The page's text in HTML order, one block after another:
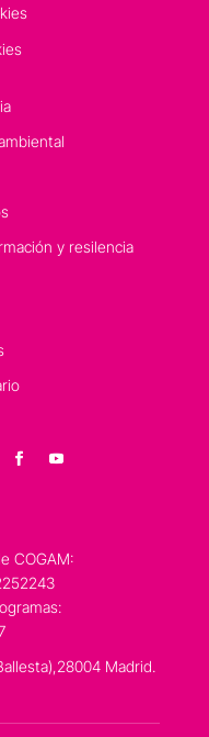
y resilencia
COGAM:
Madrid.